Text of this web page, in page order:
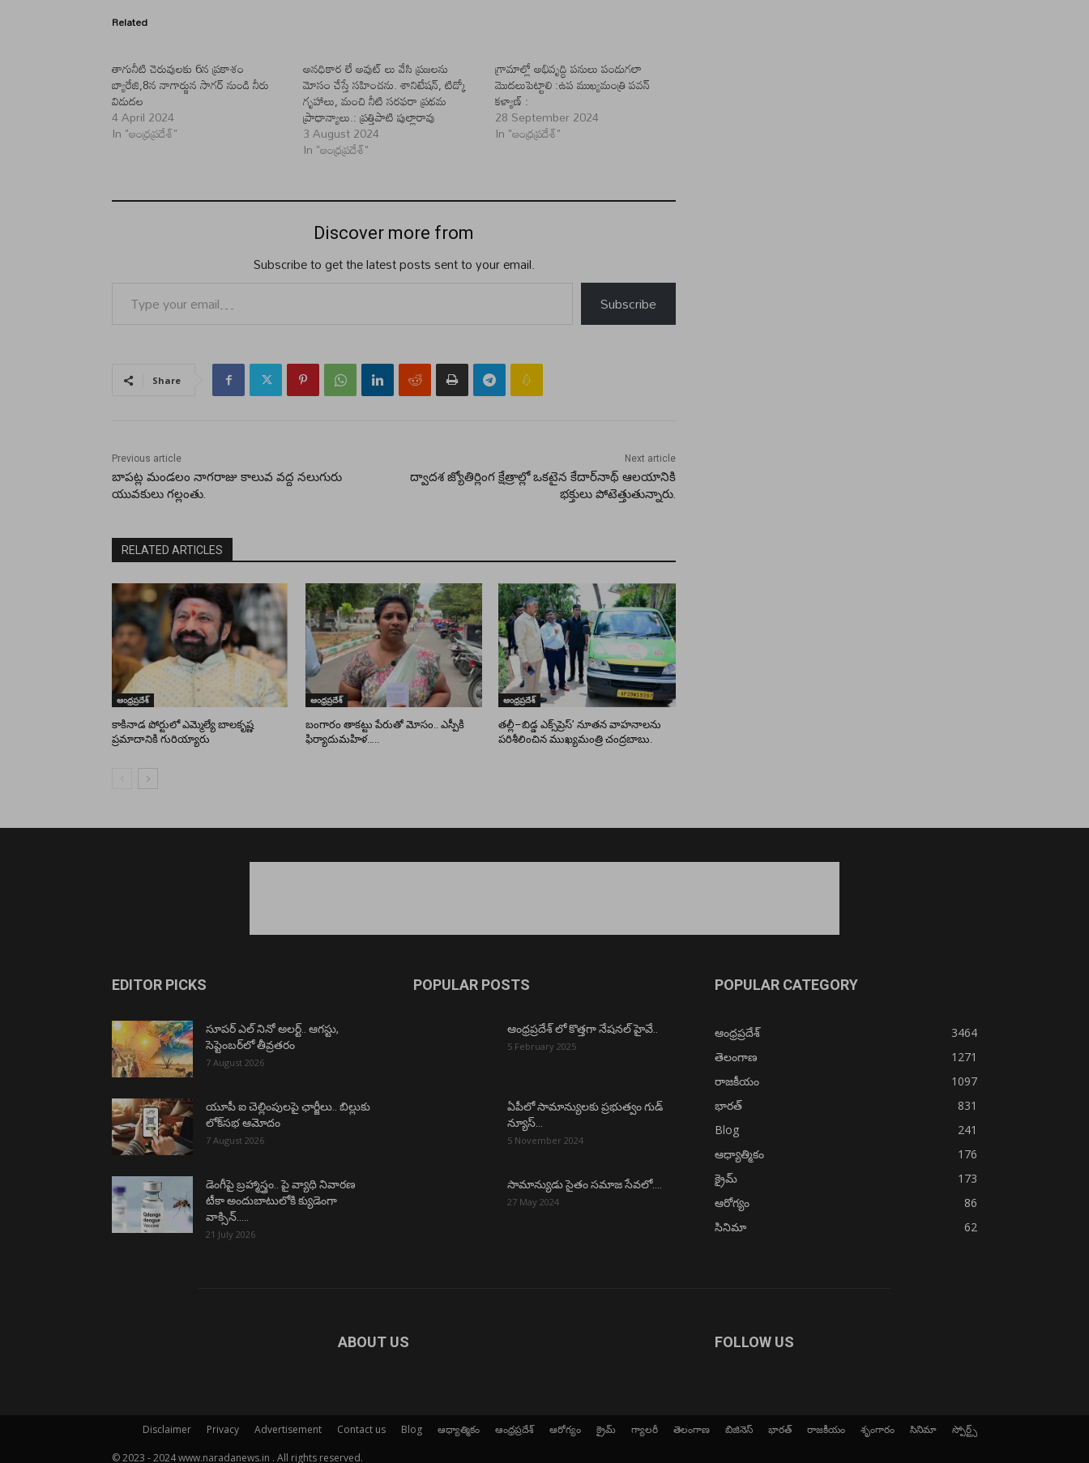
Related
తాగునీటి చెరువులకు 6న ప్రకాశం
బ్యారేజి,8న నాగార్జున సాగర్ నుండి నీరు
విడుదల
4 April 2024
In "ఆంధ్రప్రదేశ్"
అనధికార లే అవుట్ లు వేసి ప్రజలను
మోసం చేస్తే సహించను. శానిటేషన్, టిడ్కో
గృహాలు, మంచి నీటి సరఫరా ప్రథమ
ప్రాధాన్యాలు.: ప్రత్తిపాటి పుల్లారావు
3 August 2024
In "ఆంధ్రప్రదేశ్"
గ్రామాల్లో అభివృద్ధి పనులు పండుగలా
మొదలుపెట్టాలి :ఉప ముఖ్యమంత్రి పవన్
కళ్యాణ్ :
28 September 2024
In "ఆంధ్రప్రదేశ్"
Discover more from
Subscribe to get the latest posts sent to your email.
Subscribe
Share
Previous article
బాపట్ల మండలం నాగరాజు కాలువ వద్ద నలుగురు
యువకులు గల్లంతు.
Next article
ద్వాదశ జ్యోతిర్లింగ క్షేత్రాల్లో ఒకటైన కేదార్‌నాథ్‌ ఆలయానికి
భక్తులు పోటెత్తుతున్నారు.
RELATED ARTICLES
ఆంధ్రప్రదేశ్
కాకినాడ పోర్టులో ఎమ్మెల్యే బాలకృష్ణ
ప్రమాదానికి గురియ్యారు
ఆంధ్రప్రదేశ్
బంగారం తాకట్టు పేరుతో మోసం.. ఎస్పీకి
ఫిర్యాదుమహిళ…..
ఆంధ్రప్రదేశ్
తల్లీ–బిడ్డ ఎక్స్‌ప్రెస్’ నూతన వాహనాలను
పరిశీలించిన ముఖ్యమంత్రి చంద్రబాబు.
EDITOR PICKS
సూపర్ ఎల్ నినో అలర్ట్.. ఆగస్టు,
సెప్టెంబర్‌లో తీవ్రతరం
7 August 2026
యూపీ ఐ చెల్లింపులపై ఛార్జీలు.. బిల్లుకు
లోక్‌సభ ఆమోదం
7 August 2026
డెంగీపై బ్రహ్మాస్త్రం.. పై వ్యాధి నివారణ
టీకా అందుబాటులోకి క్యుడెంగా
వాక్సిన్…..
21 July 2026
POPULAR POSTS
ఆంధ్రప్రదేశ్ లో కొత్తగా నేషనల్ హైవే..
5 February 2025
ఏపీలో సామాన్యులకు ప్రభుత్వం గుడ్
న్యూస్…
5 November 2024
సామాన్యుడు సైతం సమాజ సేవలో….
27 May 2024
POPULAR CATEGORY
ఆంధ్రప్రదేశ్
3464
తెలంగాణ
1271
రాజకీయం
1097
భారత్
831
Blog
241
ఆధ్యాత్మికం
176
క్రైమ్
173
ఆరోగ్యం
86
సినిమా
62
ABOUT US FOLLOW US
Disclaimer Privacy Advertisement Contact us Blog ఆధ్యాత్మికం ఆంధ్రప్రదేశ్ ఆరోగ్యం క్రైమ్ గ్యాలరీ తెలంగాణ బిజినెస్ భారత్ రాజకీయం శృంగారం సినిమా స్పోర్ట్స్
© 2023 - 2024 www.naradanews.in . All rights reserved.